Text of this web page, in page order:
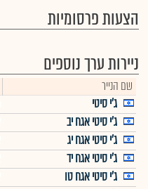
הצעות פרסומיות
ניירות ערך נוספים
שם הנייר
ג'י סיטי
ג'י סיטי אגח יב
ג'י סיטי אגח יג
ג'י סיטי אגח יד
ג'י סיטי אגח טו